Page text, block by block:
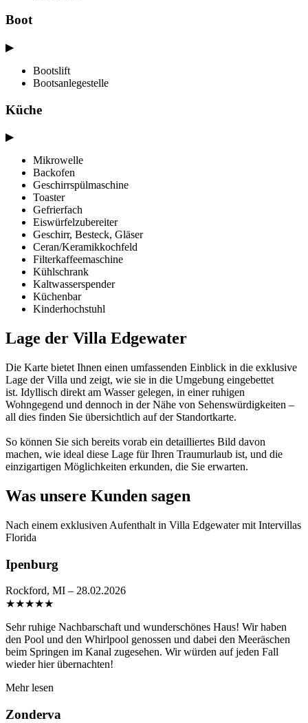
Boot
▶
Bootslift
Bootsanlegestelle
Küche
▶
Mikrowelle
Backofen
Geschirrspülmaschine
Toaster
Gefrierfach
Eiswürfelzubereiter
Geschirr, Besteck, Gläser
Ceran/Keramikkochfeld
Filterkaffeemaschine
Kühlschrank
Kaltwasserspender
Küchenbar
Kinderhochstuhl
Lage der Villa Edgewater
Die Karte bietet Ihnen einen umfassenden Einblick in die exklusive
Lage der Villa und zeigt, wie sie in die Umgebung eingebettet
ist. Idyllisch direkt am Wasser gelegen, in einer ruhigen
Wohngegend und dennoch in der Nähe von Sehenswürdigkeiten –
all dies finden Sie übersichtlich auf der Standortkarte.
So können Sie sich bereits vorab ein detailliertes Bild davon
machen, wie ideal diese Lage für Ihren Traumurlaub ist, und die
einzigartigen Möglichkeiten erkunden, die Sie erwarten.
Was unsere Kunden sagen
Nach einem exklusiven Aufenthalt in Villa Edgewater mit Intervillas
Florida
Ipenburg
Rockford, MI – 28.02.2026
★★★★★
Sehr ruhige Nachbarschaft und wunderschönes Haus! Wir haben
den Pool und den Whirlpool genossen und dabei den Meeräschen
beim Springen im Kanal zugesehen. Wir würden auf jeden Fall
wieder hier übernachten!
Mehr lesen
Zonderva